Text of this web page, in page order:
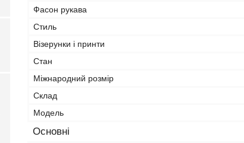
Фасон рукава
Стиль
Візерунки і принти
Стан
Міжнародний розмір
Склад
Модель
Основні